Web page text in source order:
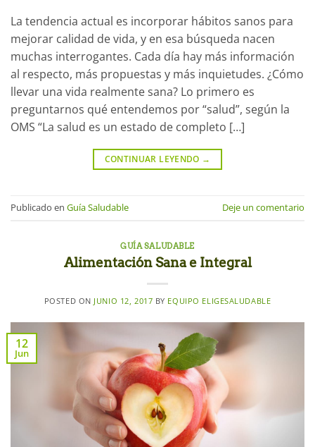
La tendencia actual es incorporar hábitos sanos para
mejorar calidad de vida, y en esa búsqueda nacen
muchas interrogantes. Cada día hay más información
al respecto, más propuestas y más inquietudes. ¿Cómo
llevar una vida realmente sana? Lo primero es
preguntarnos qué entendemos por “salud”, según la
OMS “La salud es un estado de completo […]
CONTINUAR LEYENDO →
Publicado en Guía Saludable Deje un comentario
GUÍA SALUDABLE
Alimentación Sana e Integral
POSTED ON JUNIO 12, 2017 BY EQUIPO ELIGESALUDABLE
12
Jun